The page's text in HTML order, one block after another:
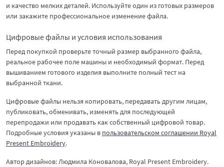
и качество мелких деталей. Используйте один из готовых размеров
или закажите профессиональное изменение файла.
Цифровые файлы и условия использования
Перед покупкой проверьте точный размер выбранного файла,
реальное рабочее поле машины и необходимый формат. Перед
вышиванием готового изделия выполните полный тест на
выбранной ткани.
Цифровые файлы нельзя копировать, передавать другим лицам,
публиковать, обменивать, изменять для последующей
перепродажи или продавать как собственный цифровой товар.
Подробные условия указаны в пользовательском соглашении Royal
Present Embroidery.
Автор дизайнов: Людмила Коновалова, Royal Present Embroidery.